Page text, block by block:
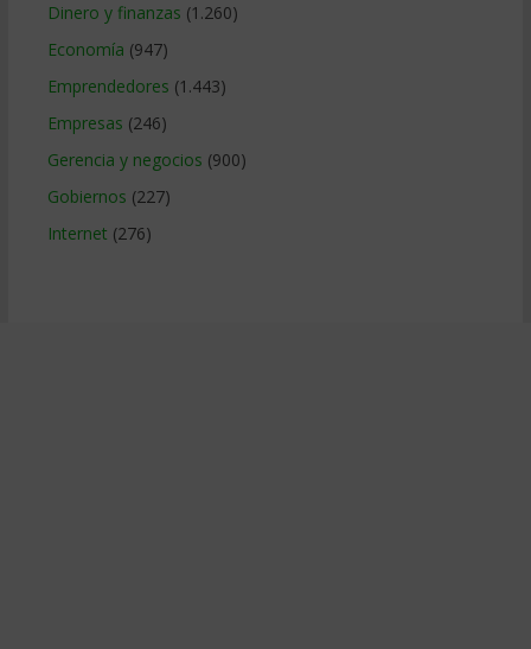
Dinero y finanzas (1.260)
Economía (947)
Emprendedores (1.443)
Empresas (246)
Gerencia y negocios (900)
Gobiernos (227)
Internet (276)